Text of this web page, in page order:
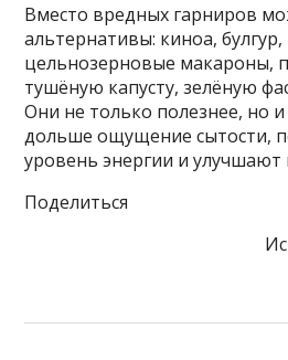
Вместо вредных гарниров
альтернативы: киноа, булгур,
цельнозерновые макароны,
тушёную капусту, зелёную
Они не только полезнее, но
дольше ощущение сытости,
уровень энергии и
Поделиться